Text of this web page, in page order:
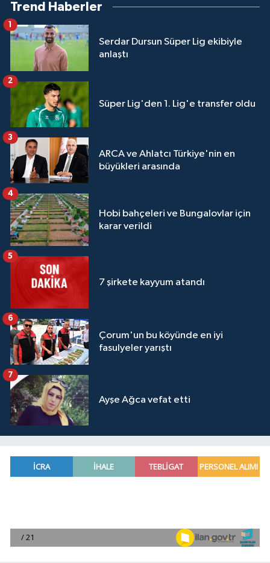
Trend Haberler
Serdar Dursun Süper Lig ekibiyle
anlaştı
1
Süper Lig'den 1. Lig'e transfer oldu
2
ARCA ve Ahlatcı Türkiye'nin en
büyükleri arasında
3
Hobi bahçeleri ve Bungalovlar için
karar verildi
4
7 şirkete kayyum atandı
5
Çorum'un bu köyünde en iyi
fasulyeler yarıştı
6
Ayşe Ağca vefat etti
7